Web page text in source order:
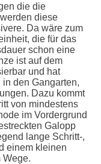
die die
diese
Da wäre zum
die für das
schon eine
ist auf dem
und hat
in den Gangarten,
Dazu kommt
von mindestens
im Vordergrund
Galopp
lange Schritt-,
einem kleinen
Wege.